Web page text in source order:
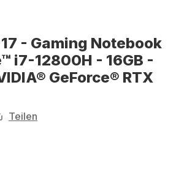
- Gaming Notebook
i7-12800H - 16GB -
GeForce® RTX
Teilen